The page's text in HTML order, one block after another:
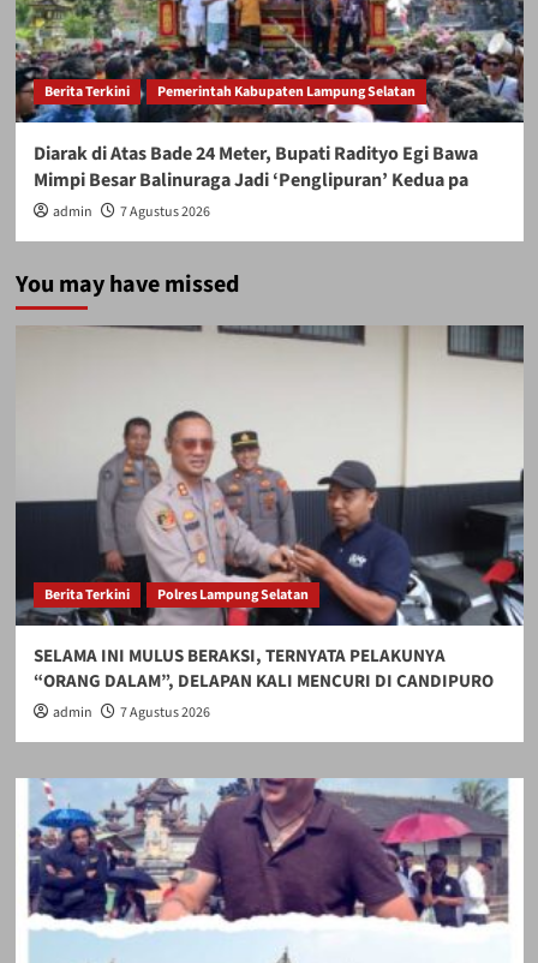
Berita Terkini Pemerintah Kabupaten Lampung Selatan
Diarak di Atas Bade 24 Meter, Bupati Radityo Egi Bawa
Mimpi Besar Balinuraga Jadi ‘Penglipuran’ Kedua pa
admin 7 Agustus 2026
You may have missed
Berita Terkini Polres Lampung Selatan
SELAMA INI MULUS BERAKSI, TERNYATA PELAKUNYA
“ORANG DALAM”, DELAPAN KALI MENCURI DI CANDIPURO
admin 7 Agustus 2026